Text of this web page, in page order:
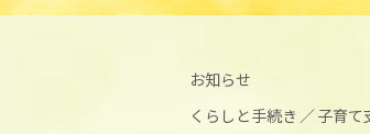
お知らせ
くらしと手続き
子育て